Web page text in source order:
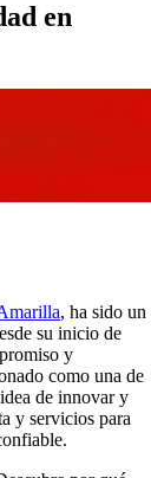
en
, ha sido un
su inicio de
y
como una de
de innovar y
y servicios para